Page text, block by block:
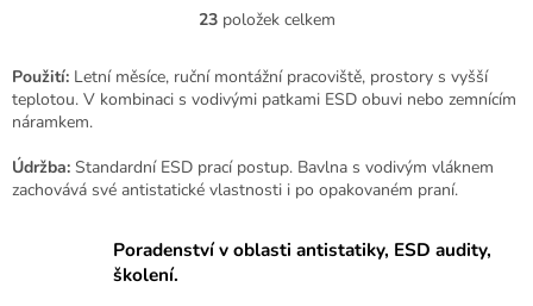
O
l
á
c
í
v
23položek celkem
Použití: Letní měsíce, ruční montážní pracoviště, prostory s vyšší
teplotou. V kombinaci s vodivými patkami ESD obuvi nebo zemnícím
náramkem.
Údržba: Standardní ESD prací postup. Bavlna s vodivým vláknem
zachovává své antistatické vlastnosti i po opakovaném praní.
Poradenství v oblasti antistatiky, ESD audity,
školení.